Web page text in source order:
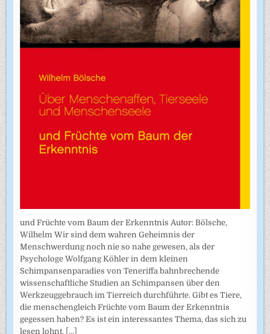
und Früchte vom Baum der Erkenntnis Autor: Bölsche,
Wilhelm Wir sind dem wahren Geheimnis der
Menschwerdung noch nie so nahe gewesen, als der
Psychologe Wolfgang Köhler in dem kleinen
Schimpansenparadies von Teneriffa bahnbrechende
wissenschaftliche Studien an Schimpansen über den
Werkzeuggebrauch im Tierreich durchführte. Gibt es Tiere,
die menschengleich Früchte vom Baum der Erkenntnis
gegessen haben? Es ist ein interessantes Thema, das sich zu
lesen lohnt. [...]